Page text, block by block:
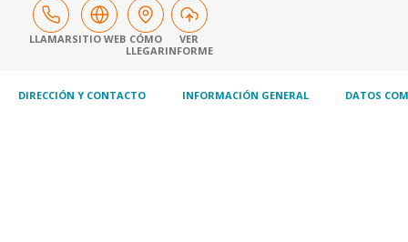
LLAMARSITIO WEB CÓMO
LLEGAR
VER
INFORME
DIRECCIÓN Y CONTACTO INFORMACIÓN GENERAL DATOS